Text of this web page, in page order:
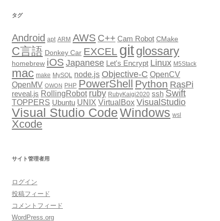
タグ
Android apt ARM AWS C++ Cam Robot CMake
C言語 Donkey Car EXCEL gitglossary
homebrew iOS Japanese Let's Encrypt Linux M5Stack
mac make MySQL node.js Objective-C OpenCV
OpenMV OWON PHP PowerShell Python RasPi
reveal.js RollingRobot ruby RubyKaigi2020 ssh Swift
TOPPERS Ubuntu UNIX VirtualBox VisualStudio
Visual Studio CodeWindows wsl
Xcode
サイト管理者用
ログイン
投稿フィード
コメントフィード
WordPress.org